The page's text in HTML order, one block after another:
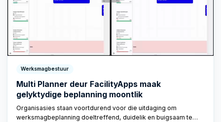
Werksmagbestuur
Multi Planner deur FacilityApps maak
gelyktydige beplanning moontlik
Organisasies staan voortdurend voor die uitdaging om
werksmagbeplanning doeltreffend, duidelik en buigsaam te